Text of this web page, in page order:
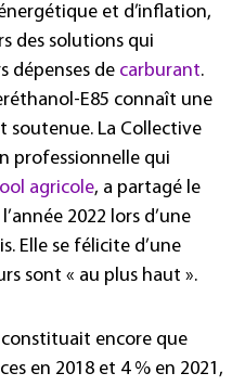
et d’inflation,
des solutions qui
dépenses de carburant.
E85 connaît une
soutenue. La Collective
professionnelle qui
agricole, a partagé le
2022 lors d’une
Elle se félicite d’une
sont « au plus haut ».
constituait encore que
en 2018 et 4 % en 2021,